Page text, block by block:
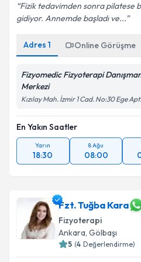
Fizik tedavimden sonra pilatese
gidiyor. Annemde başladı ve...
Adres 1 Online Görüşme
Fizyomedic Fizyoterapi
Merkezi
Kızılay Mah. İzmir 1 Cad. No:30 Ege
En Yakın Saatler
Yarın
18:30
8 Ağu
08:00
Fzt. Tuğba Kara
Fizyoterapi
Ankara, Gölbaşı
5 (4 Değerlendirme)